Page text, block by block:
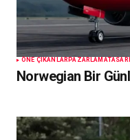
ÖNE ÇIKANLAR PAZARLAMA
Norwegian Bir